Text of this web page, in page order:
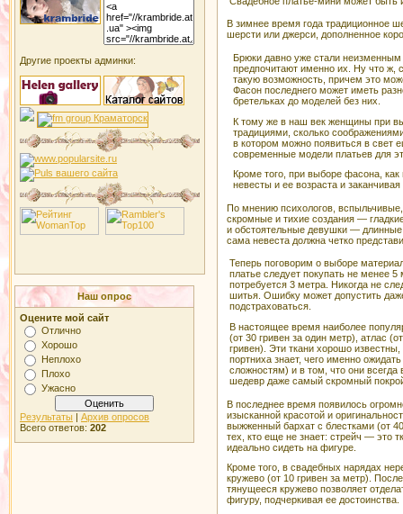
Другие проекты админки:
Наш опрос
Оцените мой сайт
Отлично
Хорошо
Неплохо
Плохо
Ужасно
Результаты | Архив опросов
Всего ответов: 202
В зимнее время года традиционное
шерсти или джерси, дополненное
Брюки давно уже стали
предпочитают именно их. Ну что ж,
такую возможность, причем это
Фасон последнего может иметь
бретельках до моделей без них.
К тому же в наш век женщины при
традициями, сколько
в котором можно появиться в свет
современные модели платьев для
Кроме того, при выборе фасона,
невесты и ее возраста и
По мнению психологов,
скромные и тихие создания —
и обстоятельные девушки —
сама невеста должна четко
Теперь поговорим о выборе
платье следует покупать не менее
потребуется 3 метра. Никогда не
шитья. Ошибку может допустить
подстраховаться.
В настоящее время наиболее
(от 30 гривен за один метр), атлас
гривен). Эти ткани хорошо
портниха знает, чего именно
сложностям) и в том, что они
шедевр даже самый скромный
В последнее время появилось
изысканной красотой и
выжженный бархат с блестками (от
тех, кто еще не знает: стрейч — это
идеально сидеть на фигуре.
Кроме того, в свадебных нарядах
кружево (от 10 гривен за метр).
тянущееся кружево позволяет
фигуру, подчеркивая ее достоинства.